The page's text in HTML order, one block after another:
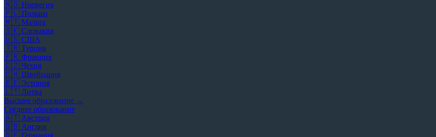
🇳🇴 Норвегия
🇵🇱 Польша
🇲🇹 Мальта
🇸🇰 Словакия
🇺🇸 США
🇹🇷 Турция
🇫🇷 Франция
🇨🇿 Чехия
🇨🇭 Швейцария
🇪🇪 Эстония
🇱🇹 Литва
Высшее образование →
Среднее образование
🇦🇹 Австрия
🇬🇧 Англия
🇩🇪 Германия